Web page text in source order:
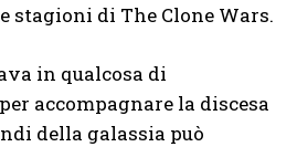
stagioni di The Clone Wars.
in qualcosa di
accompagnare la discesa
della galassia può